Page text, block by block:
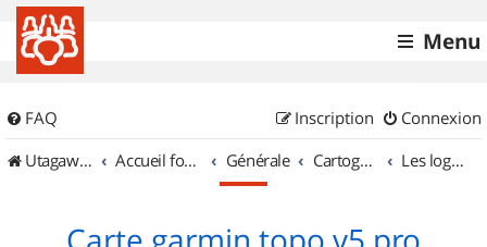
Menu
FAQ Connexion
Inscription
UtagawaVTT (Randos VTT et VTTAE avec traces GPS)
Accueil forum Générale Cartographie et GPS Les logiciels